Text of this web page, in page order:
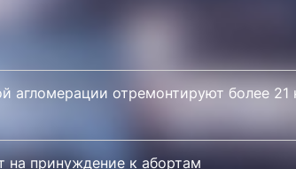
агломерации отремонтируют более 21
на принуждение к абортам